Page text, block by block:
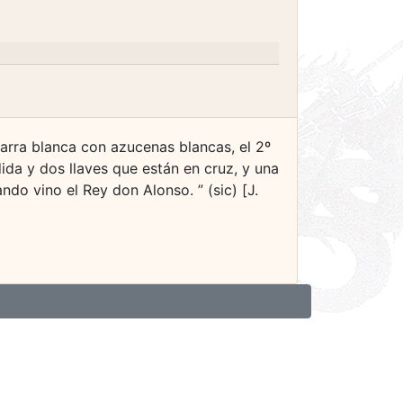
blanca con azucenas blancas, el 2º
y dos llaves que están en cruz, y una
vino el Rey don Alonso. ” (sic) [J.